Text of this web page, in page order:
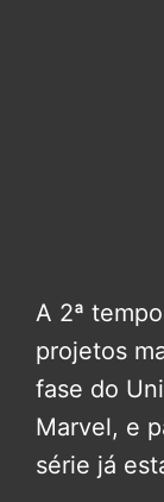
A 2ª
projetos
fase do
Marvel, e
série já